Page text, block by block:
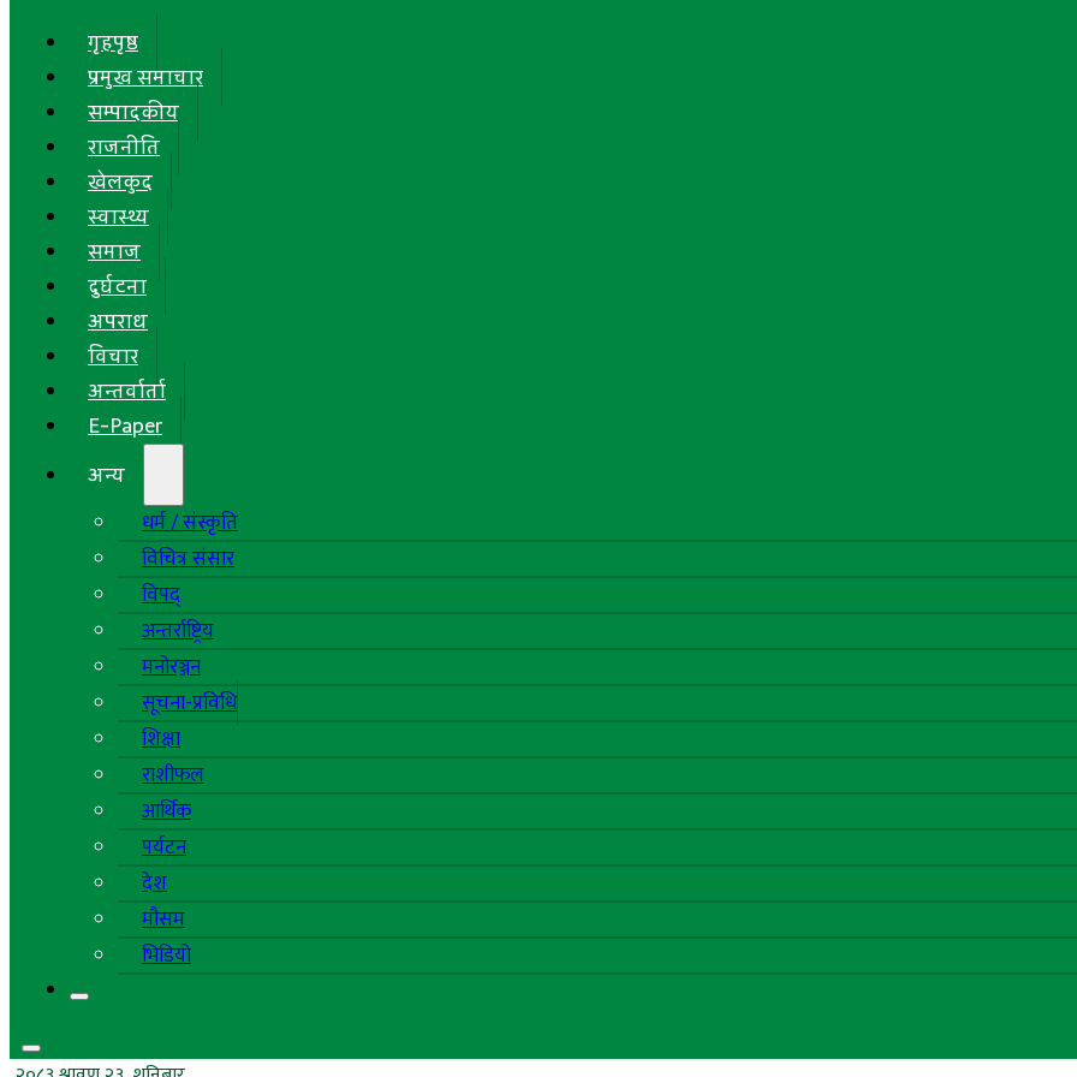
गृहपृष्ठ
प्रमुख समाचार
सम्पादकीय
राजनीति
खेलकुद
स्वास्थ्य
समाज
दुर्घटना
अपराध
विचार
अन्तर्वार्ता
E-Paper
अन्य
धर्म / संस्कृति
विचित्र संसार
विपद्
अन्तर्राष्ट्रिय
मनोरञ्जन
सूचना-प्रविधि
शिक्षा
राशीफल
आर्थिक
पर्यटन
देश
मौसम
भिडियो